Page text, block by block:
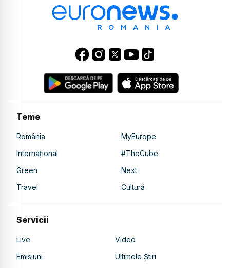
Teme
România
MyEurope
Internațional
#TheCube
Green
Next
Travel
Cultură
Servicii
Live
Video
Emisiuni
Ultimele Știri